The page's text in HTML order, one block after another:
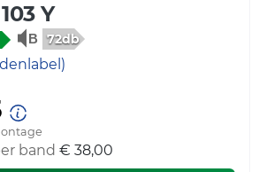
Y
72db
band € 38,00